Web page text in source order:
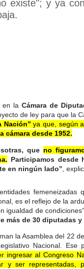
existe"; y ya
en la Cámara de
de ley para que la
Nación” ya que, según
cámara desde 1952.
que no
Participamos desde
en ningún lado” ,
femeneizadas
es el reflejo de la
igualdad de
más de 30 diputadas
la Asamblea del 22
Nacional.
ingresar al Congreso
y ser representadas,